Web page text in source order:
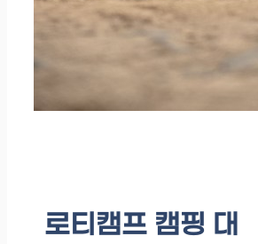
로티캠프 캠핑 대